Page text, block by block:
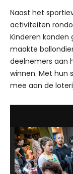
Naast het
activiteiten
Kinderen
maakte
deelnemers aan
winnen. Met hun
mee aan de